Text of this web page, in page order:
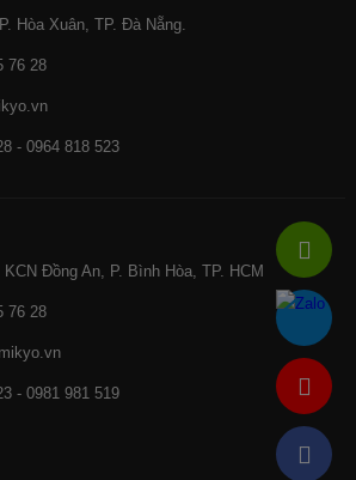
Hòa Xuân, TP. Đà Nẵng.
76 28
- 0964 818 523
Đồng An, P. Bình Hòa, TP. HCM
76 28
- 0981 981 519